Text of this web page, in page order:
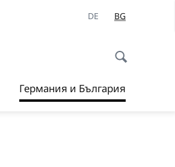
DE BG
Германия и България